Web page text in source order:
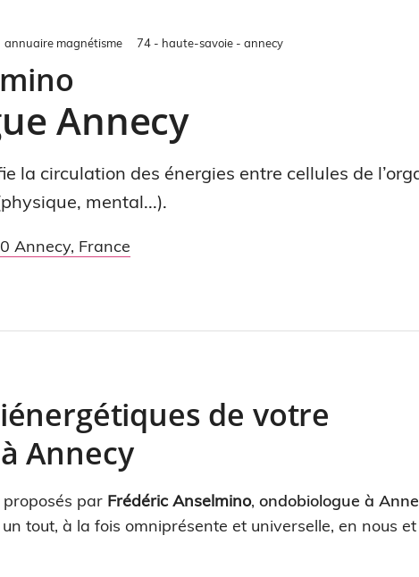
annuaire magnétisme 74 - haute-savoie - annecy
Annecy
la circulation des énergies entre cellules de
mental...).
Annecy, France
de votre
Annecy
par Frédéric Anselmino, ondobiologue à
tout, à la fois omniprésente et universelle, en nous